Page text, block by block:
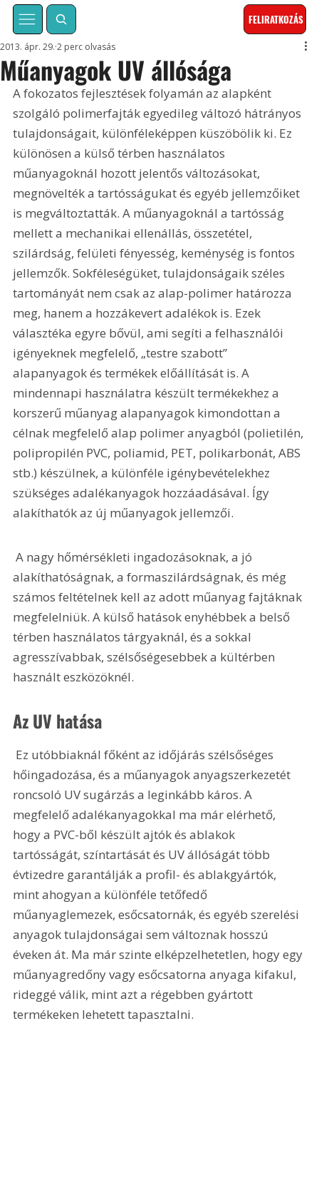
FELIRATKOZÁS
Műanyagok UV állósága
2013. ápr. 29. 2 perc olvasás
A fokozatos fejlesztések folyamán az alapként
szolgáló polimerfajták egyedileg változó hátrányos
tulajdonságait, különféleképpen küszöbölik ki. Ez
különösen a külső térben használatos
műanyagoknál hozott jelentős változásokat,
megnövelték a tartósságukat és egyéb jellemzőiket
is megváltoztatták. A műanyagoknál a tartósság
mellett a mechanikai ellenállás, összetétel,
szilárdság, felületi fényesség, keménység is fontos
jellemzők. Sokféleségüket, tulajdonságaik széles
tartományát nem csak az alap-polimer határozza
meg, hanem a hozzákevert adalékok is. Ezek
választéka egyre bővül, ami segíti a felhasználói
igényeknek megfelelő, „testre szabott”
alapanyagok és termékek előállítását is. A
mindennapi használatra készült termékekhez a
korszerű műanyag alapanyagok kimondottan a
célnak megfelelő alap polimer anyagból (polietilén,
polipropilén PVC, poliamid, PET, polikarbonát, ABS
stb.) készülnek, a különféle igénybevételekhez
szükséges adalékanyagok hozzáadásával. Így
alakíthatók az új műanyagok jellemzői.
A nagy hőmérsékleti ingadozásoknak, a jó
alakíthatóságnak, a formaszilárdságnak, és még
számos feltételnek kell az adott műanyag fajtáknak
megfelelniük. A külső hatások enyhébbek a belső
térben használatos tárgyaknál, és a sokkal
agresszívabbak, szélsőségesebbek a kültérben
használt eszközöknél.
Az UV hatása
hőingadozása, és a műanyagok anyagszerkezetét
roncsoló UV sugárzás a leginkább káros. A
megfelelő adalékanyagokkal ma már elérhető,
hogy a PVC-ből készült ajtók és ablakok
tartósságát, színtartását és UV állóságát több
évtizedre garantálják a profil- és ablakgyártók,
mint ahogyan a különféle tetőfedő
műanyaglemezek, esőcsatornák, és egyéb szerelési
anyagok tulajdonságai sem változnak hosszú
éveken át. Ma már szinte elképzelhetetlen, hogy egy
műanyagredőny vagy esőcsatorna anyaga kifakul,
rideggé válik, mint azt a régebben gyártott
termékeken lehetett tapasztalni.